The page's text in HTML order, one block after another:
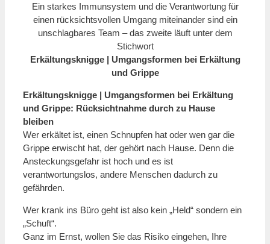
Ein starkes Immunsystem und die Verantwortung für
einen rücksichtsvollen Umgang miteinander sind ein
unschlagbares Team – das zweite läuft unter dem
Stichwort
Erkältungsknigge | Umgangsformen bei Erkältung
und Grippe
Erkältungsknigge | Umgangsformen bei Erkältung
und Grippe: Rücksichtnahme durch zu Hause
bleiben
Wer erkältet ist, einen Schnupfen hat oder wen gar die
Grippe erwischt hat, der gehört nach Hause. Denn die
Ansteckungsgefahr ist hoch und es ist
verantwortungslos, andere Menschen dadurch zu
gefährden.
Wer krank ins Büro geht ist also kein „Held“ sondern ein
„Schuft“.
Ganz im Ernst, wollen Sie das Risiko eingehen, Ihre